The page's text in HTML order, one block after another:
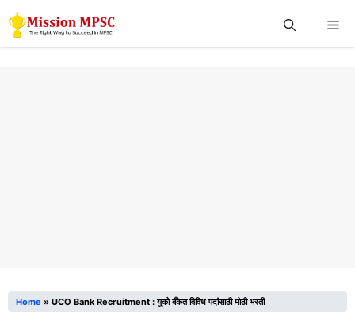
Skip
to
Home » UCO Bank Recruitment : युको बँकेत विविध पदांसाठी मोठी भरती